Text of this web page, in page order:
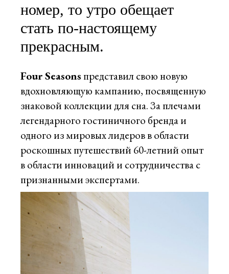
номер, то утро обещает
стать по-настоящему
прекрасным.
Four Seasons представил свою новую
вдохновляющую кампанию, посвященную
знаковой коллекции для сна. За плечами
легендарного гостиничного бренда и
одного из мировых лидеров в области
роскошных путешествий 60-летний опыт
в области инноваций и сотрудничества с
признанными экспертами.